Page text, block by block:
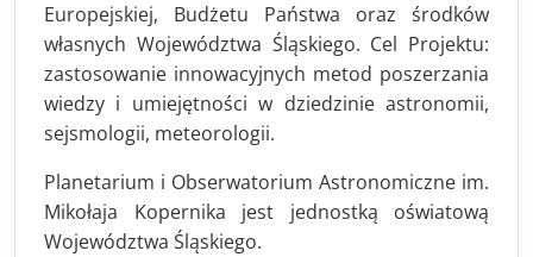
Europejskiej, Budżetu Państwa oraz środków
własnych Województwa Śląskiego. Cel Projektu:
zastosowanie innowacyjnych metod poszerzania
wiedzy i umiejętności w dziedzinie astronomii,
sejsmologii, meteorologii.
Planetarium i Obserwatorium Astronomiczne im.
Mikołaja Kopernika jest jednostką oświatową
Województwa Śląskiego.